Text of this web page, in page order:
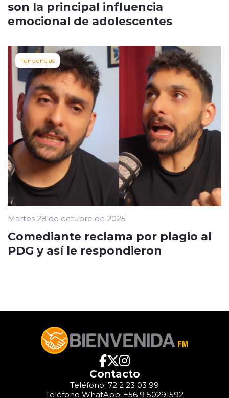
son la principal influencia
emocional de adolescentes
Tendencias
Martes 28 de octubre de 2025
Comediante reclama por plagio al
PDG y así le respondieron
Contacto
Teléfono: 72 2 23 03 99
Teléfono WhatApp: +56 9 50291592